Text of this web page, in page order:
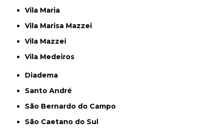
Vila Maria
Vila Marisa Mazzei
Vila Mazzei
Vila Medeiros
Diadema
Santo André
São Bernardo do Campo
São Caetano do Sul